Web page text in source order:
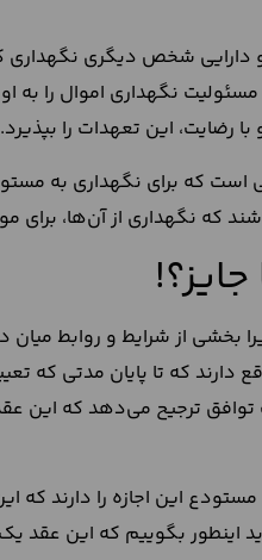
دارایی شخص دیگری
نگهداری اموال را به
رضایت، این تعهدات را بپذیرد.
است که برای نگهداری به
که نگهداری از آن‌ها، برای
بخشی از شرایط و روابط
که تا پایان مدتی که
ترجیح می‌دهد که این عقد
این اجازه را دارند که
اینطور بگوییم که این